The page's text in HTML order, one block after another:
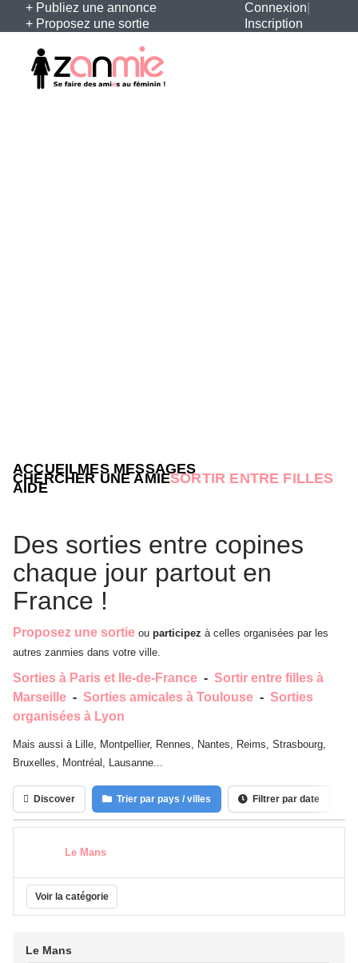
+ Publiez une annonce
+ Proposez une sortie
Connexion
Inscription
ACCUEILMES MESSAGES
CHERCHER UNE AMIESORTIR ENTRE FILLES
AIDE
Des sorties entre copines
chaque jour partout en
France !
Proposez une sortie ou participez à celles organisées par les
autres zanmies dans votre ville.
Sorties à Paris et Ile-de-France - Sortir entre filles à
Marseille - Sorties amicales à Toulouse - Sorties
organisées à Lyon
Mais aussi à Lille, Montpellier, Rennes, Nantes, Reims, Strasbourg,
Bruxelles, Montréal, Lausanne...
Discover Trier par pays / villes Filtrer par date
Le Mans
Voir la catégorie
Le Mans